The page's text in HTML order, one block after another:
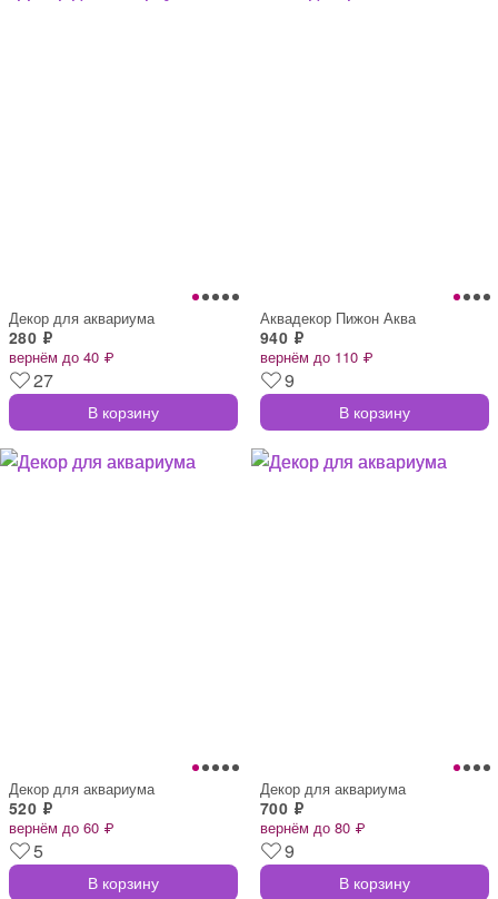
Декор для аквариума
280 ₽
вернём до 40 ₽
27
В корзину
Аквадекор Пижон Аква
940 ₽
вернём до 110 ₽
9
В корзину
Декор для аквариума
520 ₽
вернём до 60 ₽
5
В корзину
Декор для аквариума
700 ₽
вернём до 80 ₽
9
В корзину